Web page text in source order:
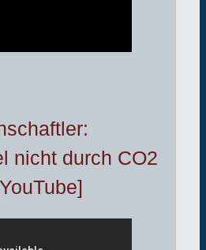
nicht durch CO2